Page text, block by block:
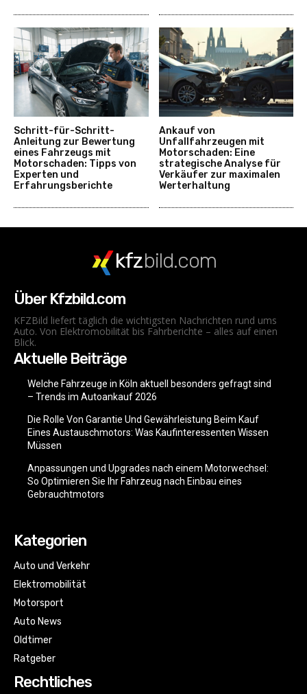
Schritt-für-Schritt-
Anleitung zur Bewertung
eines Fahrzeugs mit
Motorschaden: Tipps von
Experten und
Erfahrungsberichte
Ankauf von
Unfallfahrzeugen mit
Motorschaden: Eine
strategische Analyse für
Verkäufer zur maximalen
Werterhaltung
kfzbild.com
Über Kfzbild.com
KFZBild liefert täglich die wichtigsten Nachrichten rund ums
Auto. Von Elektromobilität bis Fahrberichte – alles auf einen
Blick.
Aktuelle Beiträge
Welche Fahrzeuge in Köln aktuell besonders gefragt sind
– Trends im Autoankauf 2026
Die Rolle Von Garantie Und Gewährleistung Beim Kauf
Eines Austauschmotors: Was Kaufinteressenten Wissen
Müssen
Anpassungen und Upgrades nach einem Motorwechsel:
So Optimieren Sie Ihr Fahrzeug nach Einbau eines
Gebrauchtmotors
Kategorien
Auto und Verkehr
Elektromobilität
Motorsport
Auto News
Oldtimer
Ratgeber
Rechtliches